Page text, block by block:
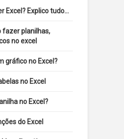
Excel? Explico tudo…
fazer planilhas,
no excel
gráfico no Excel?
no Excel
no Excel?
do Excel